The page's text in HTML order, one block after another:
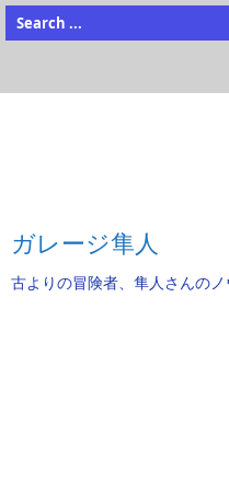
ガレージ隼人
古よりの冒険者、隼人さんのノ